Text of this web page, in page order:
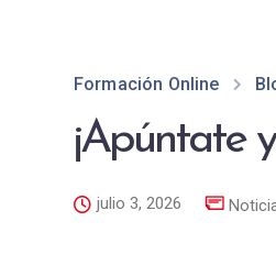
Formación Online
¡Apúntate
julio 3, 2026